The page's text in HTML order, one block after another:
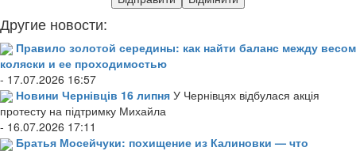
Другие новости:
Правило золотой середины: как найти баланс между весом
коляски и ее проходимостью
- 17.07.2026 16:57
Новини Чернівців 16 липня У Чернівцях відбулася акція
протесту на підтримку Михайла
- 16.07.2026 17:11
Братья Мосейчуки: похищение из Калиновки — что